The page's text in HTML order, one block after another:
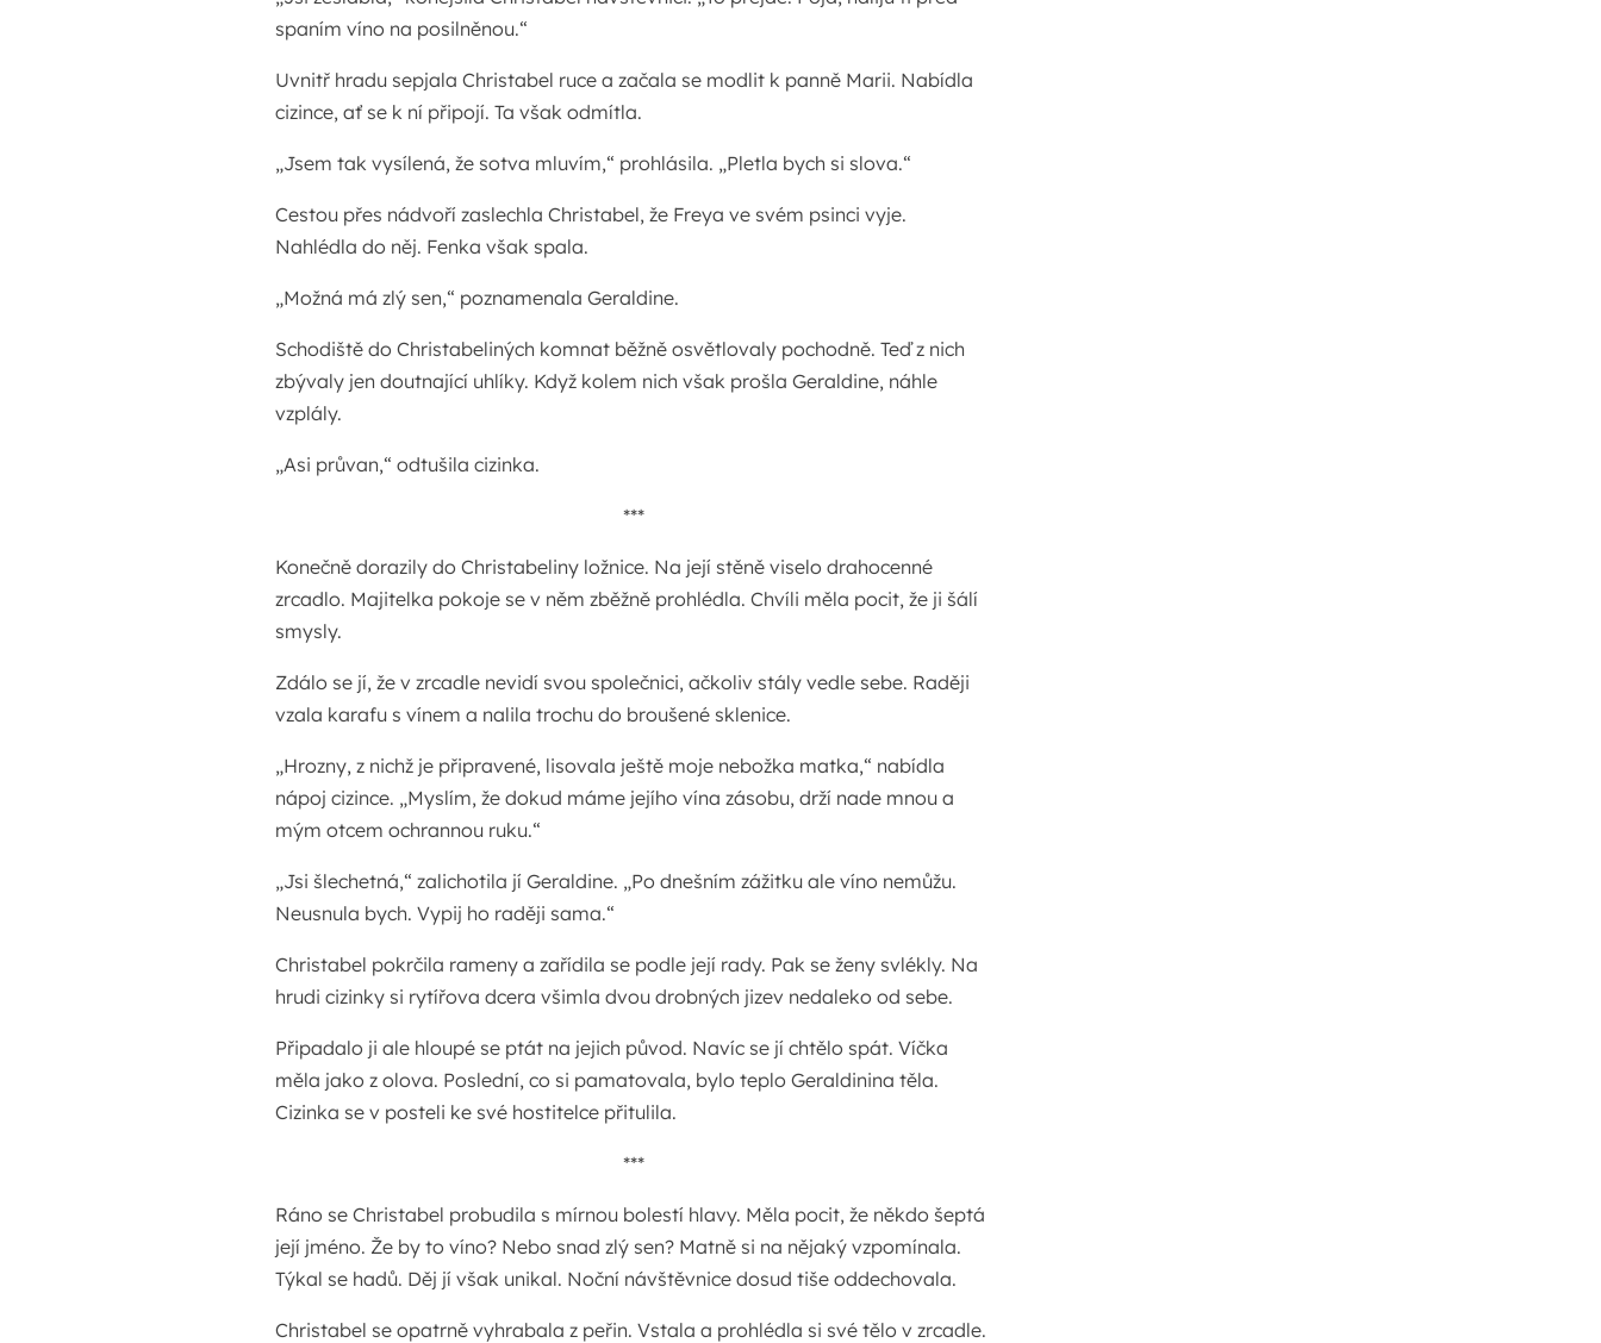
spaním víno na posilněnou.“
Uvnitř hradu sepjala Christabel ruce a začala se modlit k panně Marii. Nabídla
cizince, ať se k ní připojí. Ta však odmítla.
„Jsem tak vysílená, že sotva mluvím,“ prohlásila. „Pletla bych si slova.“
Cestou přes nádvoří zaslechla Christabel, že Freya ve svém psinci vyje.
Nahlédla do něj. Fenka však spala.
„Možná má zlý sen,“ poznamenala Geraldine.
Schodiště do Christabeliných komnat běžně osvětlovaly pochodně. Teď z nich
zbývaly jen doutnající uhlíky. Když kolem nich však prošla Geraldine, náhle
vzplály.
„Asi průvan,“ odtušila cizinka.
***
Konečně dorazily do Christabeliny ložnice. Na její stěně viselo drahocenné
zrcadlo. Majitelka pokoje se v něm zběžně prohlédla. Chvíli měla pocit, že ji šálí
smysly.
Zdálo se jí, že v zrcadle nevidí svou společnici, ačkoliv stály vedle sebe. Raději
vzala karafu s vínem a nalila trochu do broušené sklenice.
„Hrozny, z nichž je připravené, lisovala ještě moje nebožka matka,“ nabídla
nápoj cizince. „Myslím, že dokud máme jejího vína zásobu, drží nade mnou a
mým otcem ochrannou ruku.“
„Jsi šlechetná,“ zalichotila jí Geraldine. „Po dnešním zážitku ale víno nemůžu.
Neusnula bych. Vypij ho raději sama.“
Christabel pokrčila rameny a zařídila se podle její rady. Pak se ženy svlékly. Na
hrudi cizinky si rytířova dcera všimla dvou drobných jizev nedaleko od sebe.
Připadalo ji ale hloupé se ptát na jejich původ. Navíc se jí chtělo spát. Víčka
měla jako z olova. Poslední, co si pamatovala, bylo teplo Geraldinina těla.
Cizinka se v posteli ke své hostitelce přitulila.
***
Ráno se Christabel probudila s mírnou bolestí hlavy. Měla pocit, že někdo šeptá
její jméno. Že by to víno? Nebo snad zlý sen? Matně si na nějaký vzpomínala.
Týkal se hadů. Děj jí však unikal. Noční návštěvnice dosud tiše oddechovala.
Christabel se opatrně vyhrabala z peřin. Vstala a prohlédla si své tělo v zrcadle.